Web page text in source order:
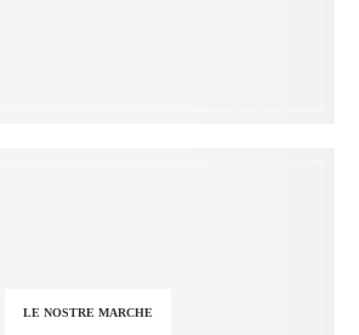
LE NOSTRE MARCHE